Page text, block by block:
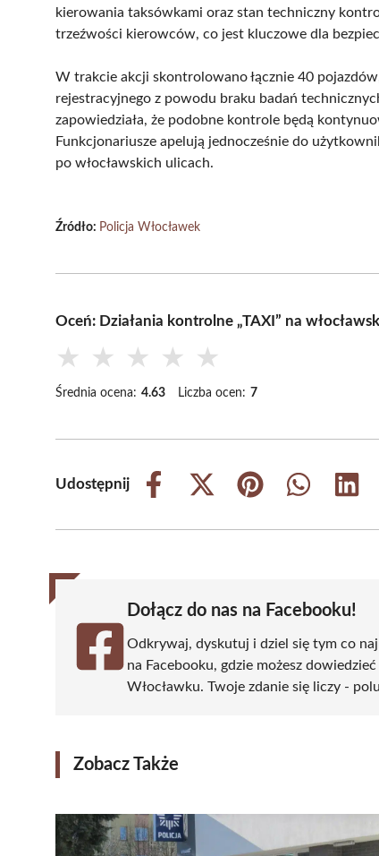
kierowania taksówkami oraz stan techniczny
trzeźwości kierowców, co jest kluczowe dla
W trakcie akcji skontrolowano łącznie 40
rejestracyjnego z powodu braku badań
zapowiedziała, że podobne kontrole będą
Funkcjonariusze apelują jednocześnie do
po włocławskich ulicach.
Źródło: Policja Włocławek
Oceń: Działania kontrolne „TAXI” na
★ ★ ★ ★ ★
Średnia ocena: 4.63 Liczba ocen: 7
Udostępnij
Share
Share
(Twitter)
Share
Share
Share
Dołącz do nas na Facebooku!
Odkrywaj, dyskutuj i dziel się tym co
na Facebooku, gdzie możesz
Włocławku. Twoje zdanie się liczy -
Zobacz Także